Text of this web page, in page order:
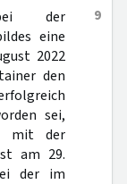
9
der
eine
2022
den
sei,
mit der
am 29.
der im